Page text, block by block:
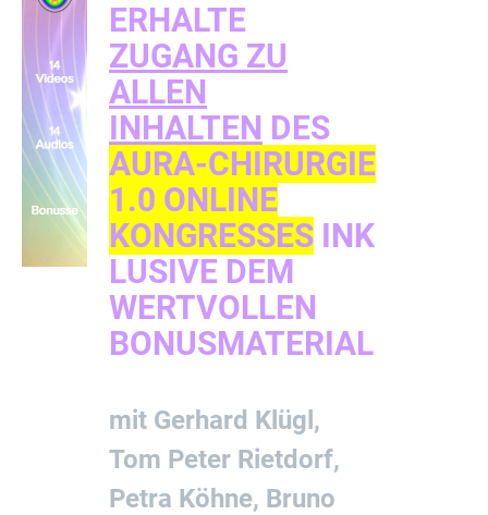
ERHALTE
ZUGANG ZU
ALLEN
INHALTEN DES
AURA-CHIRURGIE
1.0 ONLINE
KONGRESSES INK
LUSIVE DEM
WERTVOLLEN
BONUSMATERIAL
mit Gerhard Klügl,
Tom Peter Rietdorf,
Petra Köhne, Bruno